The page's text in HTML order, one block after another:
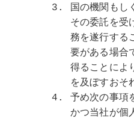
国の機関もし
その委託を受
務を遂行する
要がある場合
得ることによ
を及ぼすおそ
予め次の事項
かつ当社が個